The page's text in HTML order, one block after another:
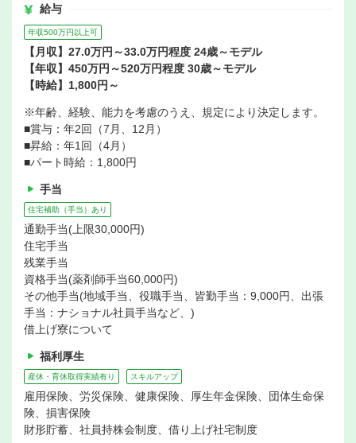
給与
年収500万円以上可
【月収】27.0万円～33.0万円程度 24歳～モデル
【年収】450万円～520万円程度 30歳～モデル
【時給】1,800円～
※年齢、経験、能力を考慮のうえ、規定により決定します。
■賞与：年2回（7月、12月）
■昇給：年1回（4月）
■パート時給：1,800円
手当
住宅補助（手当）あり
通勤手当(上限30,000円)
住宅手当
残業手当
資格手当(薬剤師手当60,000円)
その他手当(地域手当、役職手当、皆勤手当：9,000円、出張
手当：ナショナル社員手当など、)
借上げ寮について
福利厚生
産休・育休取得実績有り スキルアップ
雇用保険、労災保険、健康保険、厚生年金保険、団体生命保
険、損害保険
財形貯蓄、社員持株会制度、借り上げ社宅制度